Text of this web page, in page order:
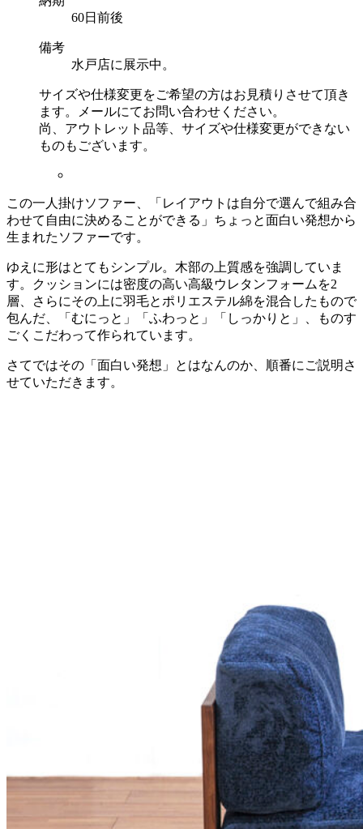
60日前後
備考
水戸店に展示中。
サイズや仕様変更をご希望の方はお見積りさせて頂き
ます。メールにてお問い合わせください。
尚、アウトレット品等、サイズや仕様変更ができない
ものもございます。
この一人掛けソファー、「レイアウトは自分で選んで組み合
わせて自由に決めることができる」ちょっと面白い発想から
生まれたソファーです。
ゆえに形はとてもシンプル。木部の上質感を強調していま
す。クッションには密度の高い高級ウレタンフォームを2
層、さらにその上に羽毛とポリエステル綿を混合したもので
包んだ、「むにっと」「ふわっと」「しっかりと」、ものす
ごくこだわって作られています。
さてではその「面白い発想」とはなんのか、順番にご説明さ
せていただきます。